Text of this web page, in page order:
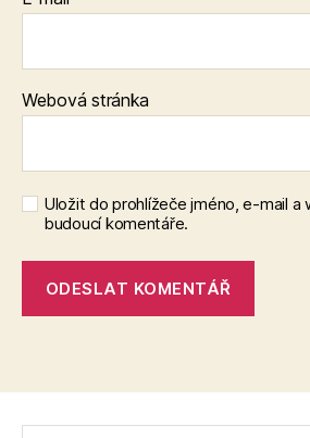
Webová stránka
Uložit do prohlížeče jméno, e-mail a
budoucí komentáře.